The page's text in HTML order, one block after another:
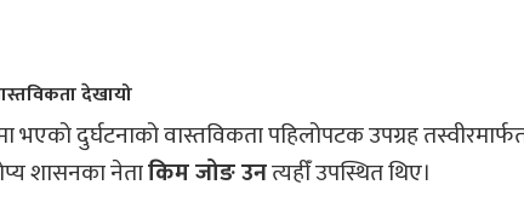
देखायो
भएको दुर्घटनाको वास्तविकता पहिलोपटक उपग्रह
शासनका नेताकिम जोङ उनत्यहीँ उपस्थित थिए।